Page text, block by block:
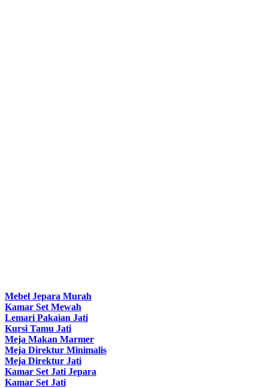
Mebel Jepara Murah
Kamar Set Mewah
Lemari Pakaian Jati
Kursi Tamu Jati
Meja Makan Marmer
Meja Direktur Minimalis
Meja Direktur Jati
Kamar Set Jati Jepara
Kamar Set Jati